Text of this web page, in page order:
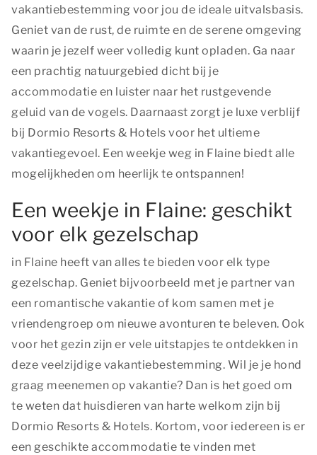
vakantiebestemming voor jou de ideale uitvalsbasis.
Geniet van de rust, de ruimte en de serene omgeving
waarin je jezelf weer volledig kunt opladen. Ga naar
een prachtig natuurgebied dicht bij je
accommodatie en luister naar het rustgevende
geluid van de vogels. Daarnaast zorgt je luxe verblijf
bij Dormio Resorts & Hotels voor het ultieme
vakantiegevoel. Een weekje weg in Flaine biedt alle
mogelijkheden om heerlijk te ontspannen!
Een weekje in Flaine: geschikt
voor elk gezelschap
in Flaine heeft van alles te bieden voor elk type
gezelschap. Geniet bijvoorbeeld met je partner van
een romantische vakantie of kom samen met je
vriendengroep om nieuwe avonturen te beleven. Ook
voor het gezin zijn er vele uitstapjes te ontdekken in
deze veelzijdige vakantiebestemming. Wil je je hond
graag meenemen op vakantie? Dan is het goed om
te weten dat huisdieren van harte welkom zijn bij
Dormio Resorts & Hotels. Kortom, voor iedereen is er
een geschikte accommodatie te vinden met